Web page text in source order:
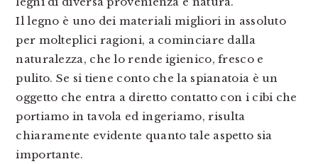
Il legno è uno dei materiali migliori in assoluto
per molteplici ragioni, a cominciare dalla
naturalezza, che lo rende igienico, fresco e
pulito. Se si tiene conto che la spianatoia è un
oggetto che entra a diretto contatto con i cibi che
portiamo in tavola ed ingeriamo, risulta
chiaramente evidente quanto tale aspetto sia
importante.